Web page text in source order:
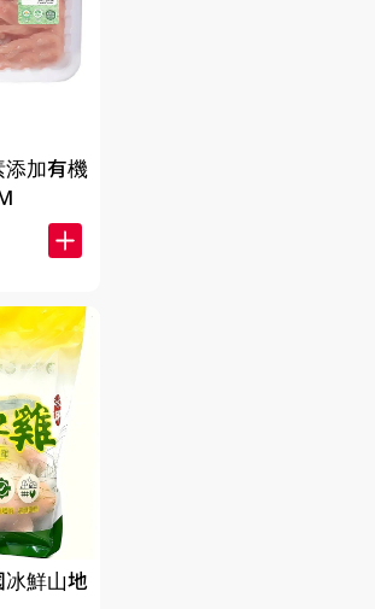
加有機
鮮山地